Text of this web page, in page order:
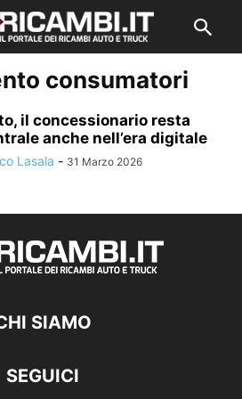
consumatori
il concessionario resta
anche nell’era digitale
Lasala - 31 Marzo 2026
SIAMO
SEGUICI